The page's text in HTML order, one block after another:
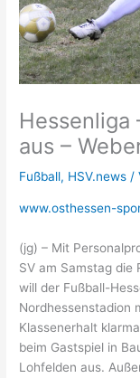
Hessenliga
aus –
Fußball, HSV.news /
www.osthessen-
(jg) – Mit
SV am Samstag die
will der Fußball-
Nordhessenstadion
Klassenerhalt
beim Gastspiel in
Lohfelden aus.